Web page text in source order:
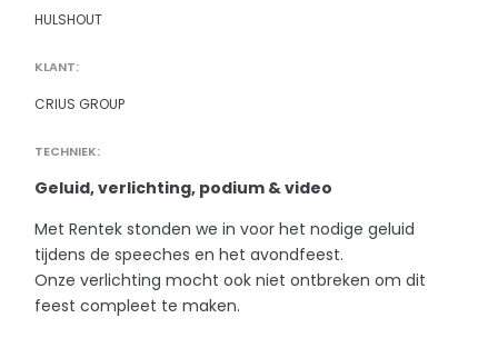
HULSHOUT
KLANT:
CRIUS GROUP
TECHNIEK:
Geluid, verlichting, podium & video
Met Rentek stonden we in voor het nodige geluid
tijdens de speeches en het avondfeest.
Onze verlichting mocht ook niet ontbreken om dit
feest compleet te maken.